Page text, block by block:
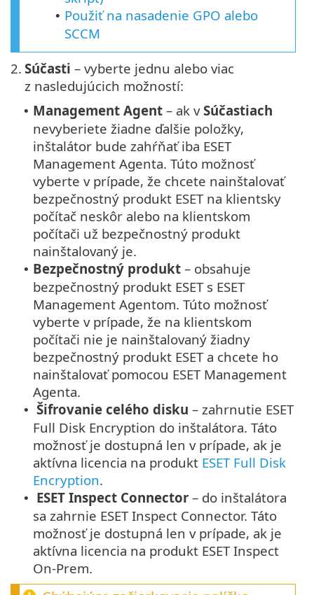
• Použiť na nasadenie GPO alebo
SCCM
2. Súčasti – vyberte jednu alebo viac
z nasledujúcich možností:
• Management Agent – ak vSúčastiach
nevyberiete žiadne ďalšie položky,
inštalátor bude zahŕňať iba ESET
Management Agenta. Túto možnosť
vyberte v prípade, že chcete nainštalovať
bezpečnostný produkt ESET na klientsky
počítač neskôr alebo na klientskom
počítači už bezpečnostný produkt
nainštalovaný je.
• Bezpečnostný produkt – obsahuje
bezpečnostný produkt ESET s ESET
Management Agentom. Túto možnosť
vyberte v prípade, že na klientskom
počítači nie je nainštalovaný žiadny
bezpečnostný produkt ESET a chcete ho
nainštalovať pomocou ESET Management
Agenta.
• Šifrovanie celého disku – zahrnutie ESET
Full Disk Encryption do inštalátora. Táto
možnosť je dostupná len v prípade, ak je
aktívna licencia na produkt ESET Full Disk
Encryption.
• ESET Inspect Connector – do inštalátora
sa zahrnie ESET Inspect Connector. Táto
možnosť je dostupná len v prípade, ak je
aktívna licencia na produkt ESET Inspect
On-Prem.